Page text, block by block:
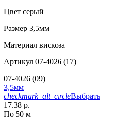
Цвет серый
Размер 3,5мм
Материал вискоза
Артикул 07-4026 (17)
07-4026 (09)
3,5мм
checkmark_alt_circleВыбрать
17.38 р.
По 50 м